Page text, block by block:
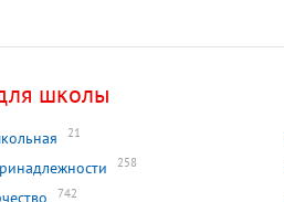
школы
21
258
742